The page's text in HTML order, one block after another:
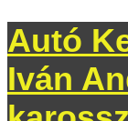
Autó
Iván